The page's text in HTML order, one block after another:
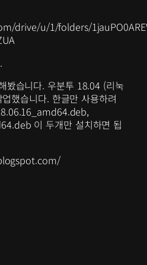
drive/u/1/folders/
봤습니다. 우분투 18.04 (리눅
했습니다. 한글만 사용하려
이 두개만 설치하면 됩